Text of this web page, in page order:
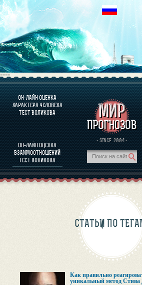
----
ОН-ЛАЙН ОЦЕНКА
ХАРАКТЕРА ЧЕЛОВЕКА
ТЕСТ ВОЛИКОВА
ОН-ЛАЙН ОЦЕНКА
ВЗАИМООТНОШЕНИЙ
ТЕСТ ВОЛИКОВА
· SINCE. 2004 ·
О ПРОГРАММЕ
ОЦЕНКА ХАРАКТЕРA
ОЦЕНКА ХАРАКТЕРА
О ПРОГРАММЕ
ПРОГНОЗЫ И
СТАТЬИ ПО
Как правильно
уникальный метод Стива